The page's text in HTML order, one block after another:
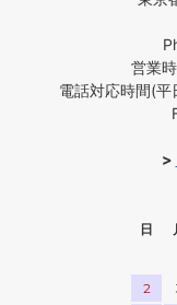
営業
電話対応時間(
>
日
2